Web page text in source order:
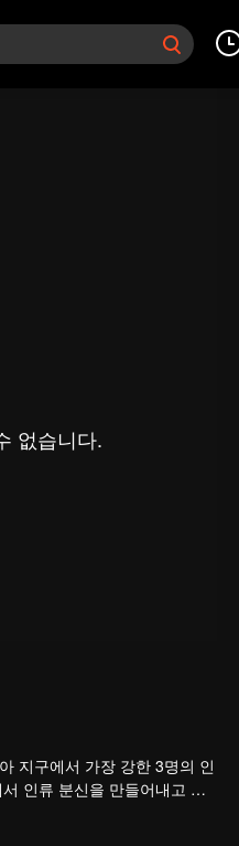
없습니다.
지구에서 가장 강한 3명의 인
인류 분신을 만들어내고 지